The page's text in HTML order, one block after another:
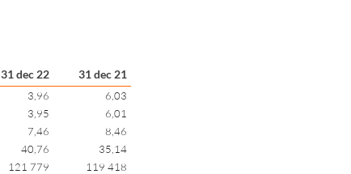
31 dec 22 31 dec 21
3,96
6,03
3,95
6,01
7,46
8,46
40,76
35,14
121 779
119 418